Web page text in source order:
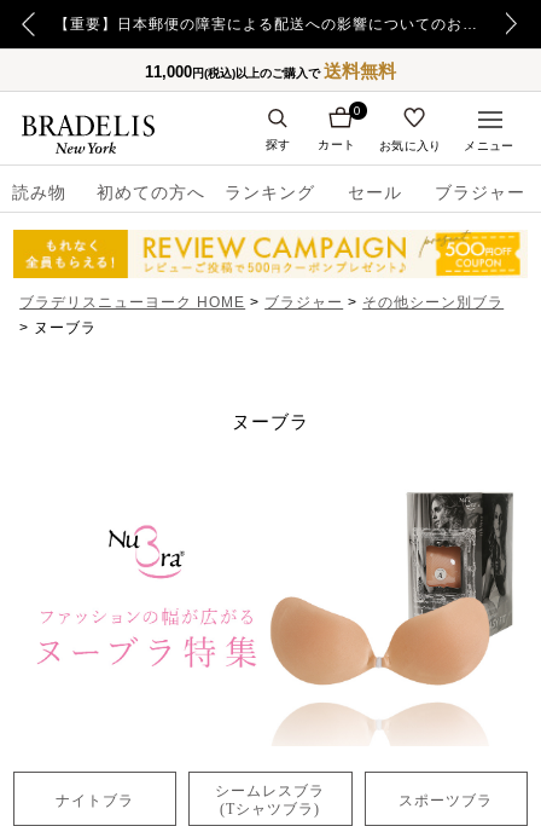
【重要】日本郵便の障害による配送への影響についてのお詫び
11,000円(税込)以上のご購入で送料無料
読み物 初めての方へ ランキング セール ブラジャー
カート
0
お気に入り
探す メニュー
ブラデリスニューヨーク HOME ブラジャー
その他シーン別ブラ
ヌーブラ
ヌーブラ
ナイトブラ
シームレスブラ
(Tシャツブラ)
スポーツブラ